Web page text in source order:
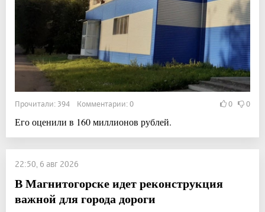
Прочитали: 394 Комментарии: 0 0 0
Его оценили в 160 миллионов рублей.
22:50, 6 авг 2026
В Магнитогорске идет реконструкция
важной для города дороги